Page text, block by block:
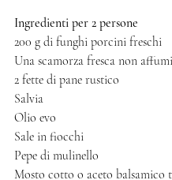
Ingredienti per 2 persone
200 g di funghi porcini freschi
Una scamorza fresca non
2 fette di pane rustico
Salvia
Olio evo
Sale in fiocchi
Pepe di mulinello
Mosto cotto o aceto balsamico